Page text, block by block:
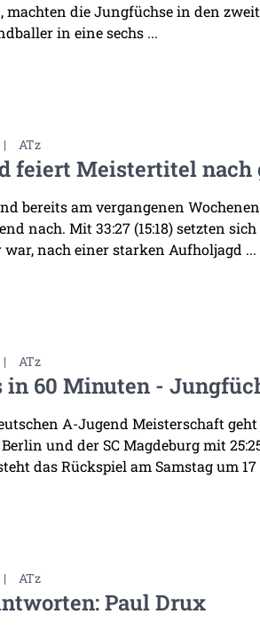
machten die Jungfüchse in den
in eine sechs ...
| ATz
feiert Meistertitel nach
bereits am vergangenen
nach. Mit 33:27 (15:18) setzten
war, nach einer starken Aufholjagd ...
| ATz
in 60 Minuten -
A-Jugend Meisterschaft
und der SC Magdeburg mit
das Rückspiel am Samstag um
| ATz
Paul Drux